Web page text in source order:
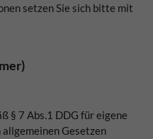
setzen Sie sich bitte mit
§ 7 Abs.1 DDG für eigene
Gesetzen